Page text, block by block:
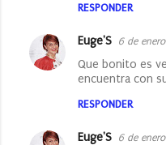
RESPONDER
Euge'S 6 de
Que bonito es
encuentra con
RESPONDER
Euge'S 6 de